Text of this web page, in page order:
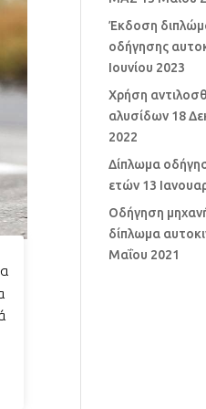
Έκδοση
οδήγησης
Ιουνίου 2023
Χρήση
αλυσίδων 18
2022
Δίπλωμα
ετών 13
Οδήγηση
δίπλωμα
Μαΐου 2021